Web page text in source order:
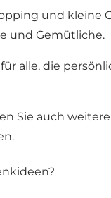
und
und Gemütliche.
alle, die
Sie auch